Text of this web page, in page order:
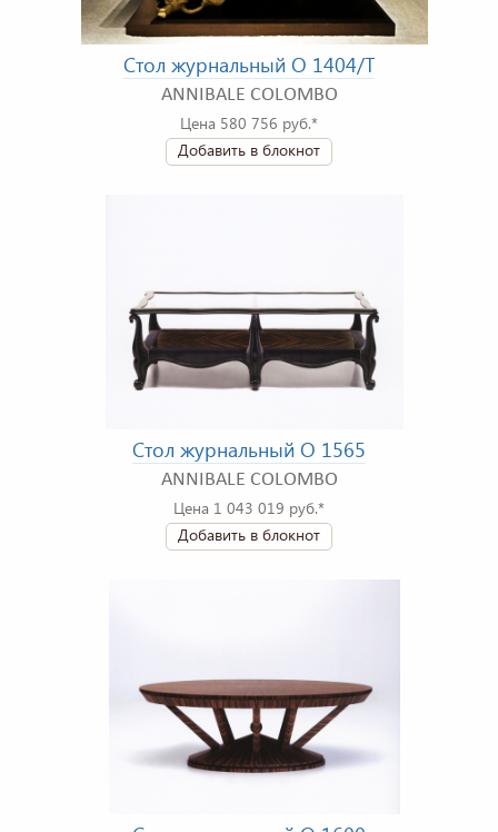
Стол журнальный O 1404/T
ANNIBALE COLOMBO
Цена 580 756 руб.*
Добавить в блокнот
Стол журнальный O 1565
ANNIBALE COLOMBO
Цена 1 043 019 руб.*
Добавить в блокнот